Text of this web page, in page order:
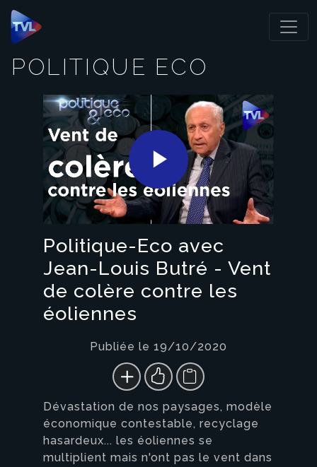
Panneau de gestion des cookies
POLITIQUE ECO
Play
Video
Politique-Eco avec
Jean-Louis Butré - Vent
de colère contre les
éoliennes
Publiée le 19/10/2020
Dévastation de nos paysages, modèle
économique contestable, recyclage
hasardeux... les éoliennes se
multiplient mais n'ont pas le vent dans